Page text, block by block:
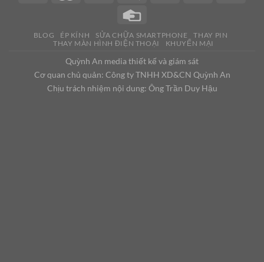
BLOG ÉP KÍNH SỬA CHỮA SMARTPHONE
THAY PIN
THAY MÀN HÌNH ĐIỆN THOẠI
KHUYẾN MẠI
Quỳnh An media thiết kế và giám sát
Cơ quan chủ quản: Công ty TNHH XD&CN Quỳnh An
Chịu trách nhiệm nội dung: Ông Trần Duy Hậu